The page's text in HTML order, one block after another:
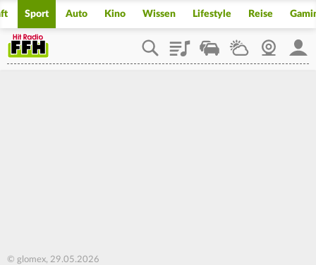
Sport Auto Kino Wissen Lifestyle Reise
PlaylistStaupilotWetterWebcam
© glomex, 29.05.2026